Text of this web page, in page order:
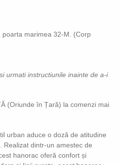
marimea 32-M. (Corp
urmati instructiunile inainte de a-i
(Oriunde în Țară) la comenzi mai
urban aduce o doză de atitudine
Realizat dintr-un amestec de
hanorac oferă confort și